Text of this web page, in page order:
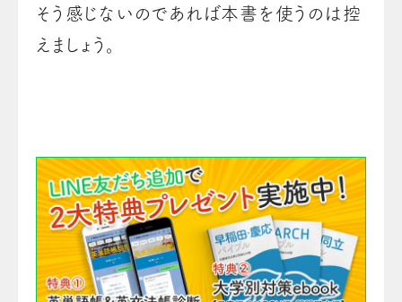
そう感じないのであれば本書を使うのは控
えましょう。